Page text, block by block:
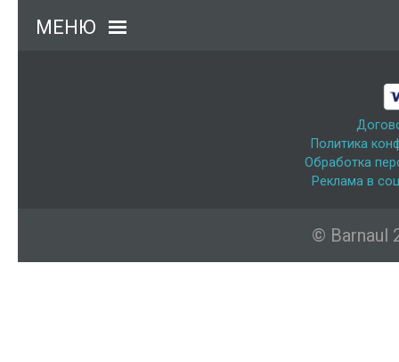
МЕНЮ
Политика
Обработка
Реклама в
© Barnaul